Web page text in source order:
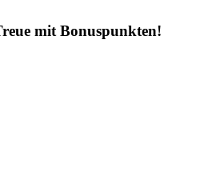
mit Bonuspunkten!